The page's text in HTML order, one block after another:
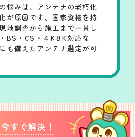
悩みは、アンテナの老朽化
が原因です。国家資格を持
地調査から施工まで一貫し
BS・CS・４K８K対応な
も備えたアンテナ選定が可